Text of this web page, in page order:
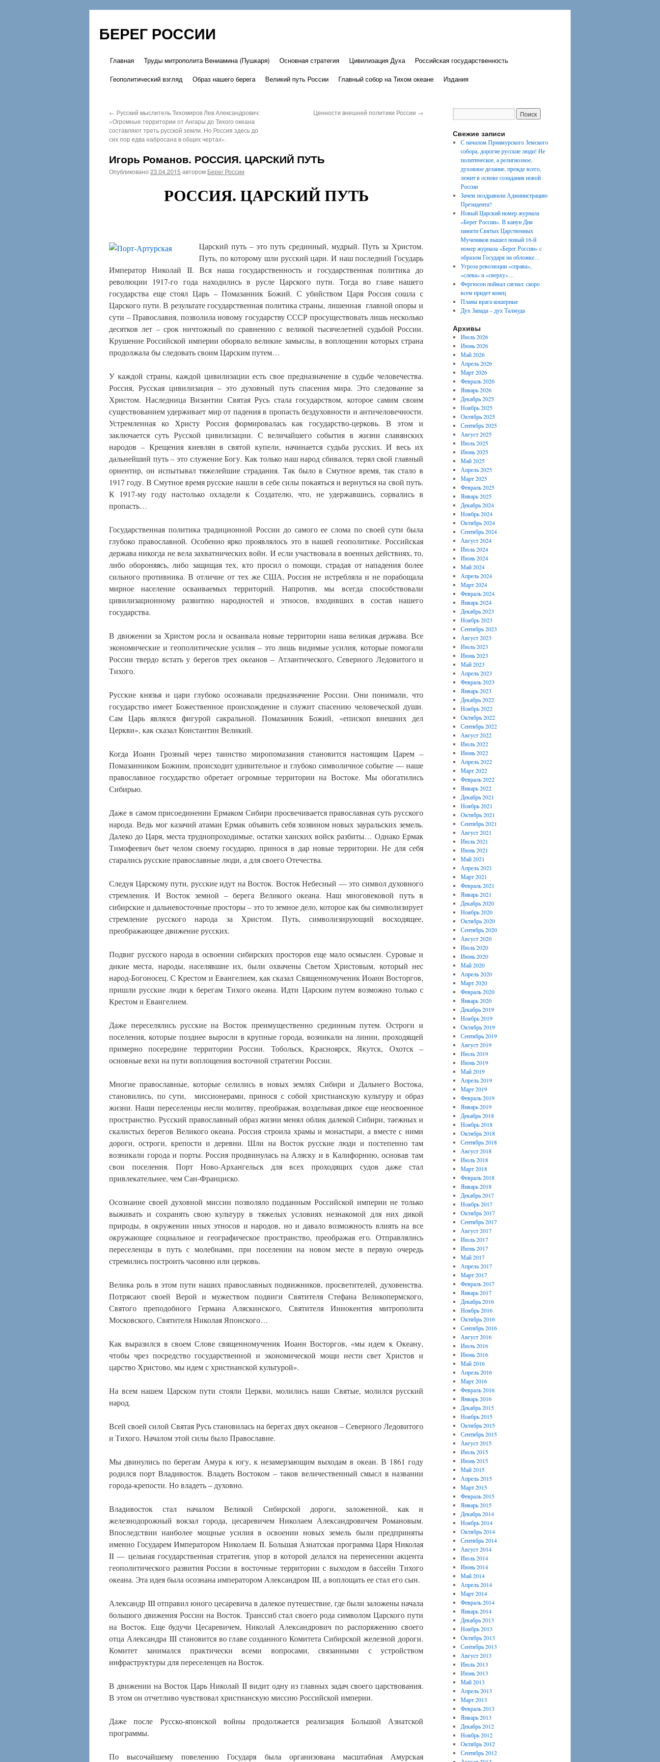
БЕРЕГ РОССИИ
Перейти
Главная Труды митрополита Вениамина (Пушкаря) Основная стратегия Цивилизация Духа
Российская государственность
Геополитический взгляд
Образ нашего берега Великий путь России Главный собор на Тихом океане Издания
← Русский мыслитель Тихомиров Лев Александрович:
«Огромные территории от Ангары до Тихого океана
составляют треть русской земли. Но Россия здесь до
сих пор едва набросана в общих чертах».
Ценности внешней политики России →
Игорь Романов. РОССИЯ. ЦАРСКИЙ ПУТЬ
Опубликовано 23.04.2015 автором Берег России
РОССИЯ. ЦАРСКИЙ ПУТЬ
Царский путь – это путь срединный, мудрый. Путь за Христом.
Путь, по которому шли русский цари. И наш последний Государь
Император Николай II. Вся наша государственность и государственная политика до
революции 1917-го года находились в русле Царского пути. Тогда во главе нашего
государства еще стоял Царь – Помазанник Божий. С убийством Царя Россия сошла с
Царского пути. В результате государственная политика страны, лишенная главной опоры и
сути – Православия, позволила новому государству СССР просуществовать лишь несколько
десятков лет – срок ничтожный по сравнению с великой тысячелетней судьбой России.
Крушение Российской империи оборвало великие замыслы, в воплощении которых страна
продолжала бы следовать своим Царским путем…
У каждой страны, каждой цивилизации есть свое предназначение в судьбе человечества.
Россия, Русская цивилизация – это духовный путь спасения мира. Это следование за
Христом. Наследница Византии Святая Русь стала государством, которое самим своим
существованием удерживает мир от падения в пропасть бездуховности и античеловечности.
Устремленная ко Христу Россия формировалась как государство-церковь. В этом и
заключается суть Русской цивилизации. С величайшего события в жизни славянских
народов – Крещения киевлян в святой купели, начинается судьба русских. И весь их
дальнейший путь – это служение Богу. Как только наш народ сбивался, терял свой главный
ориентир, он испытывал тяжелейшие страдания. Так было в Смутное время, так стало в
1917 году. В Смутное время русские нашли в себе силы покаяться и вернуться на свой путь.
К 1917-му году настолько охладели к Создателю, что, не удержавшись, сорвались в
пропасть…
Государственная политика традиционной России до самого ее слома по своей сути была
глубоко православной. Особенно ярко проявлялось это в нашей геополитике. Российская
держава никогда не вела захватнических войн. И если участвовала в военных действиях, то,
либо обороняясь, либо защищая тех, кто просил о помощи, страдая от нападения более
сильного противника. В отличие от тех же США, Россия не истребляла и не порабощала
мирное население осваиваемых территорий. Напротив, мы всегда способствовали
цивилизационному развитию народностей и этносов, входивших в состав нашего
государства.
В движении за Христом росла и осваивала новые территории наша великая держава. Все
экономические и геополитические усилия – это лишь видимые усилия, которые помогали
России твердо встать у берегов трех океанов – Атлантического, Северного Ледовитого и
Тихого.
Русские князья и цари глубоко осознавали предназначение России. Они понимали, что
государство имеет Божественное происхождение и служит спасению человеческой души.
Сам Царь являлся фигурой сакральной. Помазанник Божий, «епископ внешних дел
Церкви», как сказал Константин Великий.
Когда Иоанн Грозный через таинство миропомазания становится настоящим Царем –
Помазанником Божиим, происходит удивительное и глубоко символичное событие — наше
православное государство обретает огромные территории на Востоке. Мы обогатились
Сибирью.
Даже в самом присоединении Ермаком Сибири просвечивается православная суть русского
народа. Ведь мог казачий атаман Ермак объявить себя хозяином новых зауральских земель.
Далеко до Царя, места труднопроходимые, остатки ханских войск разбиты… Однако Ермак
Тимофеевич бьет челом своему государю, принося в дар новые территории. Не для себя
старались русские православные люди, а для своего Отечества.
Следуя Царскому пути, русские идут на Восток. Восток Небесный — это символ духовного
стремления. И Восток земной – берега Великого океана. Наш многовековой путь в
сибирские и дальневосточные просторы – это то земное дело, которое как бы символизирует
стремление русского народа за Христом. Путь, символизирующий восходящее,
преображающее движение русских.
Подвиг русского народа в освоении сибирских просторов еще мало осмыслен. Суровые и
дикие места, народы, населявшие их, были охвачены Светом Христовым, который нес
народ-Богоносец. С Крестом и Евангелием, как сказал Священномученик Иоанн Восторгов,
пришли русские люди к берегам Тихого океана. Идти Царским путем возможно только с
Крестом и Евангелием.
Даже переселялись русские на Восток преимущественно срединным путем. Остроги и
поселения, которые позднее выросли в крупные города, возникали на линии, проходящей
примерно посередине территории России. Тобольск, Красноярск, Якутск, Охотск –
основные вехи на пути воплощения восточной стратегии России.
Многие православные, которые селились в новых землях Сибири и Дальнего Востока,
становились, по сути, миссионерами, принося с собой христианскую культуру и образ
жизни. Наши переселенцы несли молитву, преображая, возделывая дикое еще неосвоенное
пространство. Русский православный образ жизни менял облик далекой Сибири, таежных и
скалистых берегов Великого океана. Россия строила храмы и монастыри, а вместе с ними
дороги, остроги, крепости и деревни. Шли на Восток русские люди и постепенно там
возникали города и порты. Россия продвинулась на Аляску и в Калифорнию, основав там
свои поселения. Порт Ново-Архангельск для всех проходящих судов даже стал
привлекательнее, чем Сан-Франциско.
Осознание своей духовной миссии позволяло подданным Российской империи не только
выживать и сохранять свою культуру в тяжелых условиях незнакомой для них дикой
природы, в окружении иных этносов и народов, но и давало возможность влиять на все
окружающее социальное и географическое пространство, преображая его. Отправлялись
переселенцы в путь с молебнами, при поселении на новом месте в первую очередь
стремились построить часовню или церковь.
Велика роль в этом пути наших православных подвижников, просветителей, духовенства.
Потрясают своей Верой и мужеством подвиги Святителя Стефана Великопермского,
Святого преподобного Германа Аляскинского, Святителя Иннокентия митрополита
Московского, Святителя Николая Японского…
Как выразился в своем Слове священномученик Иоанн Восторгов, «мы идем к Океану,
чтобы чрез посредство государственной и экономической мощи нести свет Христов и
царство Христово, мы идем с христианской культурой».
На всем нашем Царском пути стояли Церкви, молились наши Святые, молился русский
народ.
Всей своей силой Святая Русь становилась на берегах двух океанов – Северного Ледовитого
и Тихого. Началом этой силы было Православие.
Мы двинулись по берегам Амура к югу, к незамерзающим выходам в океан. В 1861 году
родился порт Владивосток. Владеть Востоком – таков величественный смысл в названии
города-крепости. Но владеть – духовно.
Владивосток стал началом Великой Сибирской дороги, заложенной, как и
железнодорожный вокзал города, цесаревичем Николаем Александровичем Романовым.
Впоследствии наиболее мощные усилия в освоении новых земель были предприняты
именно Государем Императором Николаем II. Большая Азиатская программа Царя Николая
II — цельная государственная стратегия, упор в которой делался на перенесении акцента
геополитического развития России в восточные территории с выходом в бассейн Тихого
океана. Эта идея была осознана императором Александром III, а воплощать ее стал его сын.
Александр III отправил юного цесаревича в далекое путешествие, где были заложены начала
большого движения России на Восток. Транссиб стал своего рода символом Царского пути
на Восток. Еще будучи Цесаревичем, Николай Александрович по распоряжению своего
отца Александра III становится во главе созданного Комитета Сибирской железной дороги.
Комитет занимался практически всеми вопросами, связанными с устройством
инфраструктуры для переселенцев на Восток.
В движении на Восток Царь Николай II видит одну из главных задач своего царствования.
В этом он отчетливо чувствовал христианскую миссию Российской империи.
Даже после Русско-японской войны продолжается реализация Большой Азиатской
программы.
По высочайшему повелению Государя была организована масштабная Амурская
Свежие записи
С началом Приамурского Земского
собора, дорогие русские люди! Не
политическое, а религиозное,
духовное делание, прежде всего,
лежит в основе созидания новой
России
Зачем поздравили Администрацию
Президента?
Новый Царский номер журнала
«Берег России». В канун Дня
памяти Святых Царственных
Мучеников вышел новый 16-й
номер журнала «Берег России» с
образом Государя на обложке…
Угроза революции «справа»,
«слева» и «сверху»…
Фергюсон поймал сигнал: скоро
всем придет конец
Планы врага кошерные
Дух Запада – дух Талмуда
Архивы
Июль 2026
Июнь 2026
Май 2026
Апрель 2026
Март 2026
Февраль 2026
Январь 2026
Декабрь 2025
Ноябрь 2025
Октябрь 2025
Сентябрь 2025
Август 2025
Июль 2025
Июнь 2025
Май 2025
Апрель 2025
Март 2025
Февраль 2025
Январь 2025
Декабрь 2024
Ноябрь 2024
Октябрь 2024
Сентябрь 2024
Август 2024
Июль 2024
Июнь 2024
Май 2024
Апрель 2024
Март 2024
Февраль 2024
Январь 2024
Декабрь 2023
Ноябрь 2023
Сентябрь 2023
Август 2023
Июль 2023
Июнь 2023
Май 2023
Апрель 2023
Февраль 2023
Январь 2023
Декабрь 2022
Ноябрь 2022
Октябрь 2022
Сентябрь 2022
Август 2022
Июль 2022
Июнь 2022
Апрель 2022
Март 2022
Февраль 2022
Январь 2022
Декабрь 2021
Ноябрь 2021
Октябрь 2021
Сентябрь 2021
Август 2021
Июль 2021
Июнь 2021
Май 2021
Апрель 2021
Март 2021
Февраль 2021
Январь 2021
Декабрь 2020
Ноябрь 2020
Октябрь 2020
Сентябрь 2020
Август 2020
Июль 2020
Июнь 2020
Май 2020
Апрель 2020
Март 2020
Февраль 2020
Январь 2020
Декабрь 2019
Ноябрь 2019
Октябрь 2019
Сентябрь 2019
Август 2019
Июль 2019
Июнь 2019
Май 2019
Апрель 2019
Март 2019
Февраль 2019
Январь 2019
Декабрь 2018
Ноябрь 2018
Октябрь 2018
Сентябрь 2018
Август 2018
Июль 2018
Март 2018
Февраль 2018
Январь 2018
Декабрь 2017
Ноябрь 2017
Октябрь 2017
Сентябрь 2017
Август 2017
Июль 2017
Июнь 2017
Май 2017
Апрель 2017
Март 2017
Февраль 2017
Январь 2017
Декабрь 2016
Ноябрь 2016
Октябрь 2016
Сентябрь 2016
Август 2016
Июль 2016
Июнь 2016
Май 2016
Апрель 2016
Март 2016
Февраль 2016
Январь 2016
Декабрь 2015
Ноябрь 2015
Октябрь 2015
Сентябрь 2015
Август 2015
Июль 2015
Июнь 2015
Май 2015
Апрель 2015
Март 2015
Февраль 2015
Январь 2015
Декабрь 2014
Ноябрь 2014
Октябрь 2014
Сентябрь 2014
Август 2014
Июль 2014
Июнь 2014
Май 2014
Апрель 2014
Март 2014
Февраль 2014
Январь 2014
Декабрь 2013
Ноябрь 2013
Октябрь 2013
Сентябрь 2013
Август 2013
Июль 2013
Июнь 2013
Май 2013
Апрель 2013
Март 2013
Февраль 2013
Январь 2013
Декабрь 2012
Ноябрь 2012
Октябрь 2012
Сентябрь 2012